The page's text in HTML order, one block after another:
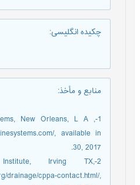
چکیده انگلیسی:
منابع و مأخذ:
New Orleans, L A ,
, available in
30, 2017.
Institute, Irving TX,
drainage/cppa-contact.html/,